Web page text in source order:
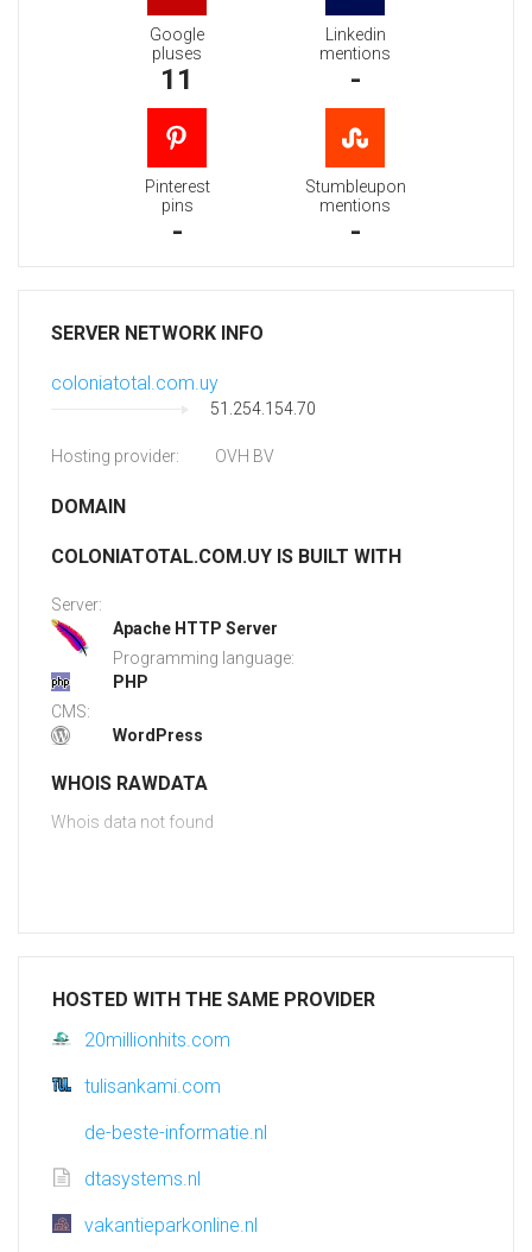
Google
pluses
11
Linkedin
mentions
-
Pinterest
pins
-
Stumbleupon
mentions
-
SERVER NETWORK INFO
coloniatotal.com.uy
51.254.154.70
Hosting provider: OVH BV
DOMAIN
COLONIATOTAL.COM.UY IS BUILT WITH
Server:
Apache HTTP Server
Programming language:
PHP
CMS:
WordPress
WHOIS RAWDATA
Whois data not found
HOSTED WITH THE SAME PROVIDER
20millionhits.com
tulisankami.com
de-beste-informatie.nl
dtasystems.nl
vakantieparkonline.nl